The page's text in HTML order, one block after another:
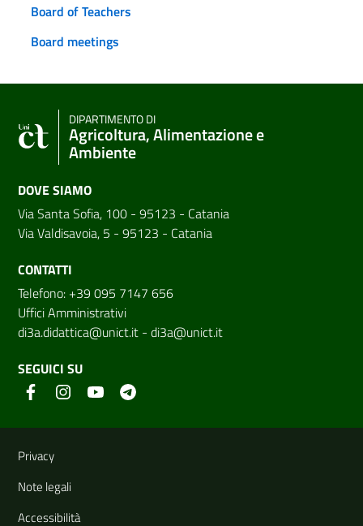
Board of Teachers
Board meetings
DIPARTIMENTO DI
Agricoltura, Alimentazione e
Ambiente
DOVE SIAMO
Via Santa Sofia, 100 - 95123 - Catania
Via Valdisavoia, 5 - 95123 - Catania
CONTATTI
Telefono: +39 095 7147 656
Uffici Amministrativi
di3a.didattica@unict.it - di3a@unict.it
SEGUICI SU
Link e informazioni utili
Privacy
Note legali
Accessibilità